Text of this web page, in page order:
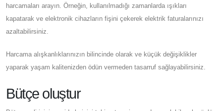
harcamaları arayın. Örneğin, kullanılmadığı zamanlarda ışıkları
kapatarak ve elektronik cihazların fişini çekerek elektrik faturalarınızı
azaltabilirsiniz.
Harcama alışkanlıklarınızın bilincinde olarak ve küçük değişiklikler
yaparak yaşam kalitenizden ödün vermeden tasarruf sağlayabilirsiniz.
Bütçe oluştur